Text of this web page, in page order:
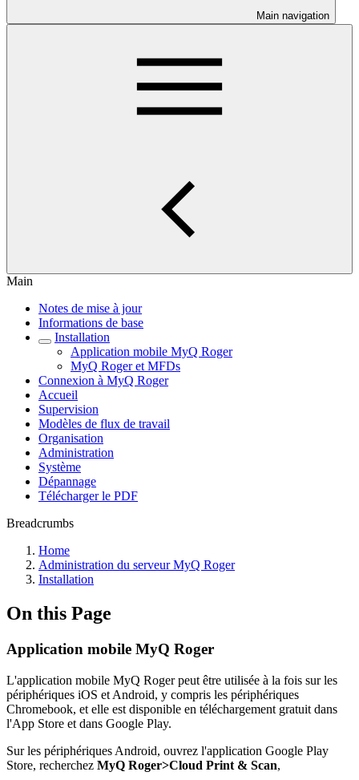
Main navigation
Main
Notes de mise à jour
Informations de base
Installation
Application mobile MyQ Roger
MyQ Roger et MFDs
Connexion à MyQ Roger
Accueil
Supervision
Modèles de flux de travail
Organisation
Administration
Système
Dépannage
Télécharger le PDF
Breadcrumbs
Home
Administration du serveur MyQ Roger
Installation
On this Page
Application mobile MyQ Roger
L'application mobile MyQ Roger peut être utilisée à la fois sur les
périphériques iOS et Android, y compris les périphériques
Chromebook, et elle est disponible en téléchargement gratuit dans
l'App Store et dans Google Play.
Sur les périphériques Android, ouvrez l'application Google Play
Store, recherchez MyQ Roger>Cloud Print & Scan,